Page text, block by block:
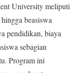
University meliputi
beasiswa
pendidikan, biaya
sebagian
Program ini